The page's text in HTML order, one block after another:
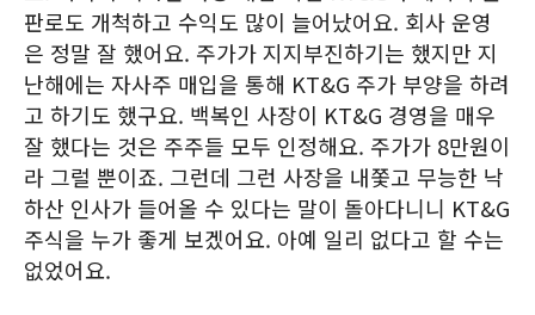
판로도 개척하고 수익도 많이 늘어났어요. 회사 운영
은 정말 잘 했어요. 주가가 지지부진하기는 했지만 지
난해에는 자사주 매입을 통해 KT&G 주가 부양을 하려
고 하기도 했구요. 백복인 사장이 KT&G 경영을 매우
잘 했다는 것은 주주들 모두 인정해요. 주가가 8만원이
라 그럴 뿐이죠. 그런데 그런 사장을 내쫓고 무능한 낙
하산 인사가 들어올 수 있다는 말이 돌아다니니 KT&G
주식을 누가 좋게 보겠어요. 아예 일리 없다고 할 수는
없었어요.